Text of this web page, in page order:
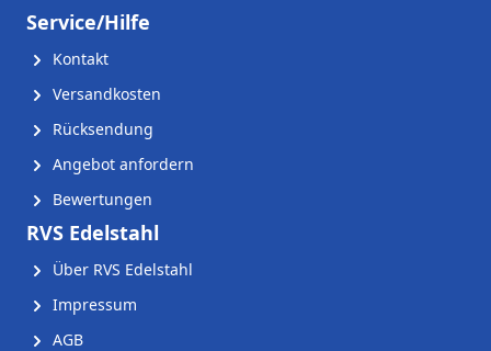
Service/Hilfe
Kontakt
Versandkosten
Rücksendung
Angebot anfordern
Bewertungen
RVS Edelstahl
Über RVS Edelstahl
Impressum
AGB